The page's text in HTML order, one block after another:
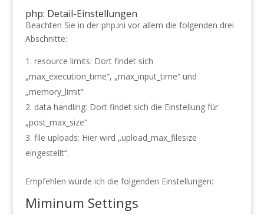
php: Detail-Einstellungen
Beachten Sie in der php.ini vor allem die folgenden drei
Abschnitte:
resource limits: Dort findet sich
„max_execution_time“, „max_input_time“ und
„memory_limit“
data handling: Dort findet sich die Einstellung für
„post_max_size“
file uploads: Hier wird „upload_max_filesize
eingestellt“.
Empfehlen würde ich die folgenden Einstellungen:
Miminum Settings